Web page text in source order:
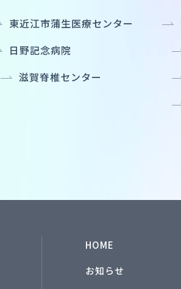
東近江市蒲生医療センター
日野記念病院
滋賀脊椎センター
HOME
お知らせ